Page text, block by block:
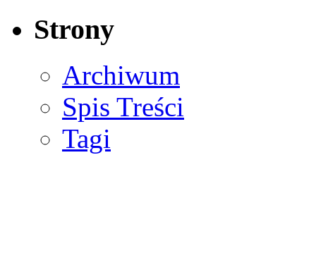
Strony
Archiwum
Spis Treści
Tagi